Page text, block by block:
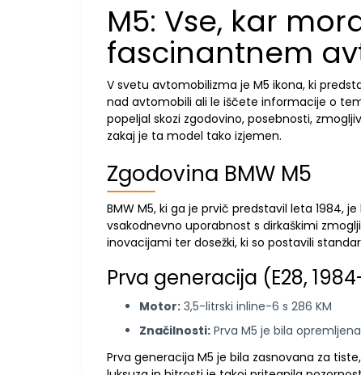
M5: Vse, kar
fascinantnem
V svetu avtomobilizma je M5 ikona, ki
nad avtomobili ali le iščete informacije o
popeljal skozi zgodovino, posebnosti,
zakaj je ta model tako izjemen.
Zgodovina BMW M5
BMW M5, ki ga je prvič predstavil leta 1984,
vsakodnevno uporabnost s dirkaškimi
inovacijami ter dosežki, ki so postavili
Prva generacija (E28,
Motor: 3,5-litrski inline-6 s 286 KM
Značilnosti: Prva M5 je bila
Prva generacija M5 je bila zasnovana za